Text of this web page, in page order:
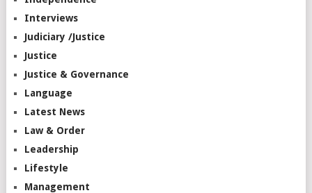
Interviews
Judiciary /Justice
Justice
Justice & Governance
Language
Latest News
Law & Order
Leadership
Lifestyle
Management